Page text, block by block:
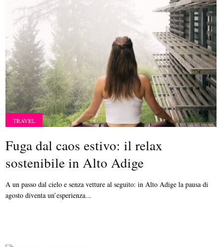
TRAVEL
Fuga dal caos estivo: il relax
sostenibile in Alto Adige
A un passo dal cielo e senza vetture al seguito: in Alto Adige la pausa di
agosto diventa un’esperienza...